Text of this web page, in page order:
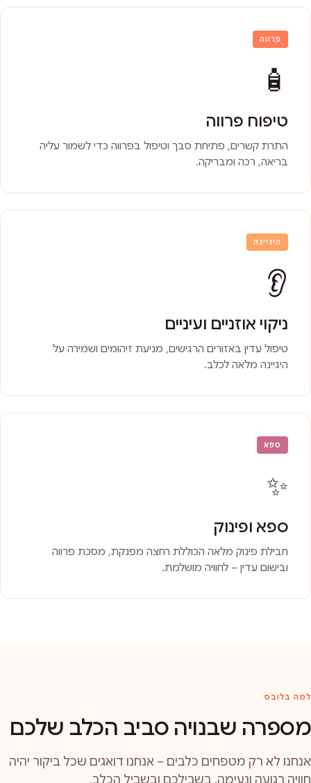
פרווה
🧴
טיפוח פרווה
התרת קשרים, פתיחת סבך וטיפול בפרווה כדי לשמור עליה
בריאה, רכה ומבריקה.
היגיינה
👂
ניקוי אוזניים ועיניים
טיפול עדין באזורים הרגישים, מניעת זיהומים ושמירה על
היגיינה מלאה לכלב.
ספא
✨
ספא ופינוק
חבילת פינוק מלאה הכוללת רחצה מפנקת, מסכת פרווה
ובישום עדין – לחוויה מושלמת.
למה בלובס
מספרה שבנויה סביב הכלב שלכם
אנחנו לא רק מטפחים כלבים – אנחנו דואגים שכל ביקור יהיה
חוויה רגועה ונעימה, בשבילכם ובשביל הכלב.